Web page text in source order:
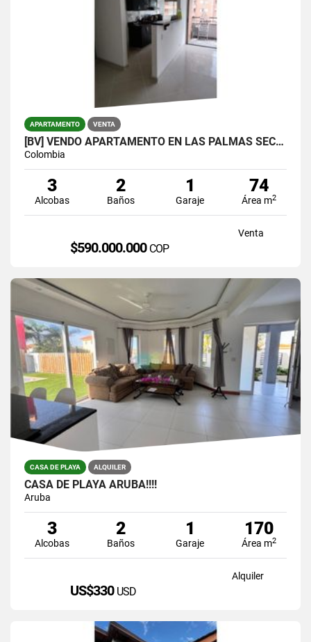
APARTAMENTO VENTA
[BV] VENDO APARTAMENTO EN LAS PALMAS SECTOR LOMA DEL INDIO
Colombia
3
Alcobas
2
Baños
1
Garaje
74
Área m2
Venta
$590.000.000 COP
CASA DE PLAYA ALQUILER
CASA DE PLAYA ARUBA!!!!
Aruba
3
Alcobas
2
Baños
1
Garaje
170
Área m2
Alquiler
US$330 USD